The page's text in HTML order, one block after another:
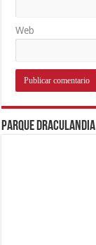
Web
Parque Draculandia